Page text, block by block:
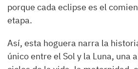
porque cada eclipse es el
etapa.
Así, esta hoguera narra la
único entre el Sol y la Luna, una